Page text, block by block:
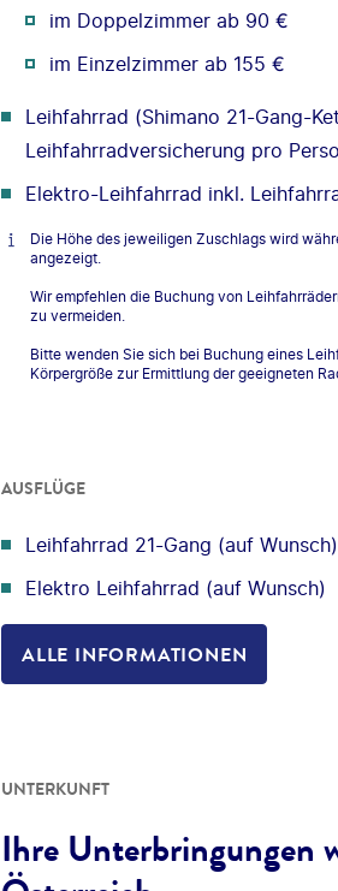
im Doppelzimmer ab 90 €
im Einzelzimmer ab 155 €
Leihfahrrad (Shimano 21-Gang-
Leihfahrradversicherung pro
Elektro-Leihfahrrad inkl.
Die Höhe des jeweiligen Zuschlags wird
angezeigt.
Wir empfehlen die Buchung von
zu vermeiden.
Bitte wenden Sie sich bei Buchung eines
Körpergröße zur Ermittlung der geeigneten
AUSFLÜGE
Leihfahrrad 21-Gang (auf Wunsch)
Elektro Leihfahrrad (auf Wunsch)
ALLE INFORMATIONEN
UNTERKUNFT
Ihre Unterbringungen